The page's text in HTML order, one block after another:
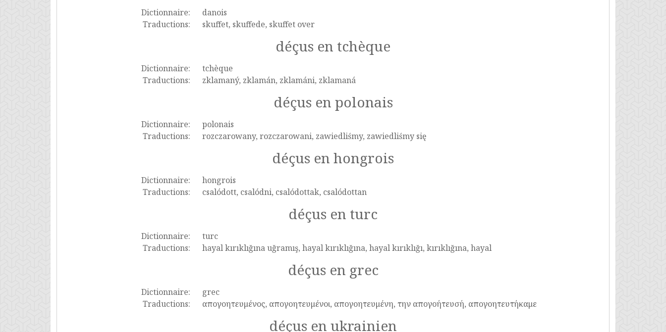
Dictionnaire:
danois
Traductions:
skuffet, skuffede, skuffet over
déçus en tchèque
Dictionnaire:
tchèque
Traductions:
zklamaný, zklamán, zklamáni, zklamaná
déçus en polonais
Dictionnaire:
polonais
Traductions:
rozczarowany, rozczarowani, zawiedliśmy, zawiedliśmy się
déçus en hongrois
Dictionnaire:
hongrois
Traductions:
csalódott, csalódni, csalódottak, csalódottan
déçus en turc
Dictionnaire:
turc
Traductions:
hayal kırıklığına uğramış, hayal kırıklığına, hayal kırıklığı, kırıklığına, hayal
déçus en grec
Dictionnaire:
grec
Traductions:
απογοητευμένος, απογοητευμένοι, απογοητευμένη, την απογοήτευσή, απογοητευτήκαμε
déçus en ukrainien